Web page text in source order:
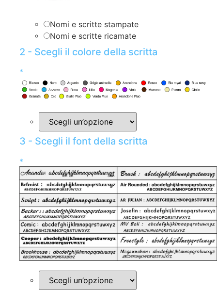
Nomi e scritte stampate
Nomi e scritte ricamate
2 - Scegli il colore della scritta
*
3 - Scegli il font della scritta
*